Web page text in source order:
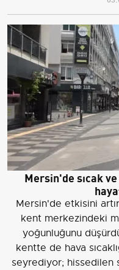
Mersin'de sıcak
Mersin'de etkisini
kent merkezindeki
yoğunluğunu
kentte de hava
seyrediyor; hissedilen